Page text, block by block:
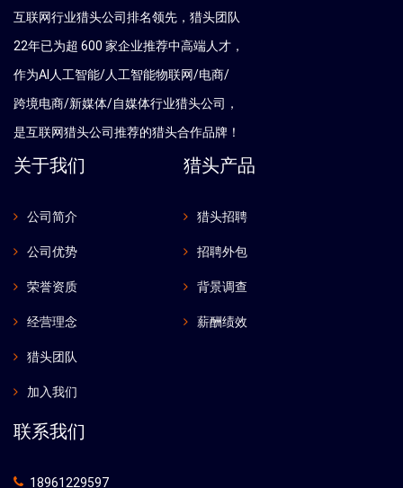
互联网行业猎头公司排名领先，猎头团队
22年已为超 600 家企业推荐中高端人才，
作为AI人工智能/人工智能物联网/电商/
跨境电商/新媒体/自媒体行业猎头公司，
是互联网猎头公司推荐的猎头合作品牌！
关于我们
公司简介
公司优势
荣誉资质
经营理念
猎头团队
加入我们
猎头产品
猎头招聘
招聘外包
背景调查
薪酬绩效
联系我们
18961229597